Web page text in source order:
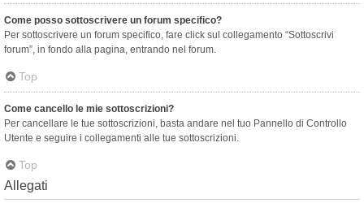
Come posso sottoscrivere un forum specifico?
Per sottoscrivere un forum specifico, fare click sul collegamento “Sottoscrivi
forum”, in fondo alla pagina, entrando nel forum.
Top
Come cancello le mie sottoscrizioni?
Per cancellare le tue sottoscrizioni, basta andare nel tuo Pannello di Controllo
Utente e seguire i collegamenti alle tue sottoscrizioni.
Top
Allegati